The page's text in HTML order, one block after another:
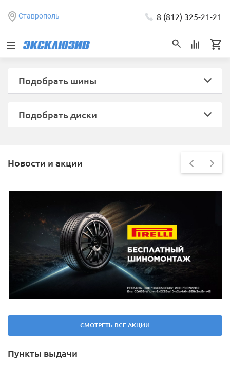
Ставрополь 8 (812) 325-21-21
Подобрать шины
Подобрать диски
Новости и акции
СМОТРЕТЬ ВСЕ АКЦИИ
Пункты выдачи